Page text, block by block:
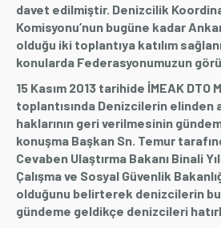
davet edilmiştir. Denizcilik
Komisyonu’nun bugüne kadar
olduğu iki toplantıya katılım
konularda Federasyonumuzun
15 Kasım 2013 tarihide İMEAK DTO
toplantısında Denizcilerin elinden
haklarının geri verilmesinin
konuşma Başkan Sn. Temur
Cevaben Ulaştırma Bakanı Binali
Çalışma ve Sosyal Güvenlik
olduğunu belirterek denizcilerin
gündeme geldikçe denizcileri